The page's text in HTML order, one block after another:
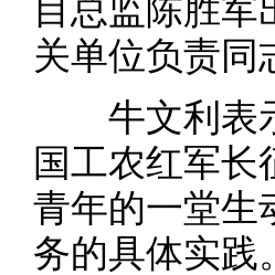
目总监陈胜
关单位负责同
牛文利表示
国工农红军长
青年的一堂生
务的具体实践